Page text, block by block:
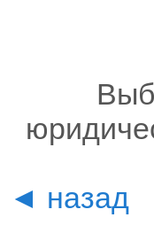
◄ назад